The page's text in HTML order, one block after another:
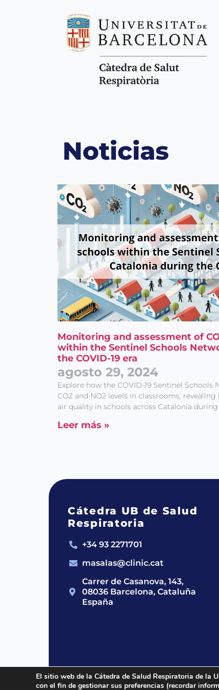
Noticias
Monitoring and assessment of
within the Sentinel Schools
the COVID-19 era
agosto 29, 2024
Explore how the COVID-19 Sentinel
CO2 and NO2 levels in classrooms,
air quality in schools across Catalonia
Leer más »
Cátedra UB de Salud
Respiratoria
+34 93 2271701
masalas@clinic.cat
Carrer de Casanova, 143,
08036 Barcelona, Cataluña
España
2024 © Cátedra UB de Salud
El sitio web de la Cátedra de Salud Respiratoria de la
con el fin de gestionar sus preferencias (recordar